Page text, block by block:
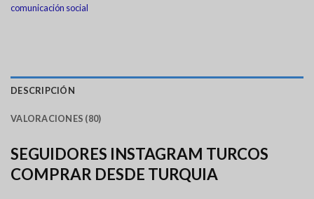
comunicación social
DESCRIPCIÓN
VALORACIONES (80)
SEGUIDORES INSTAGRAM TURCOS
COMPRAR DESDE TURQUIA